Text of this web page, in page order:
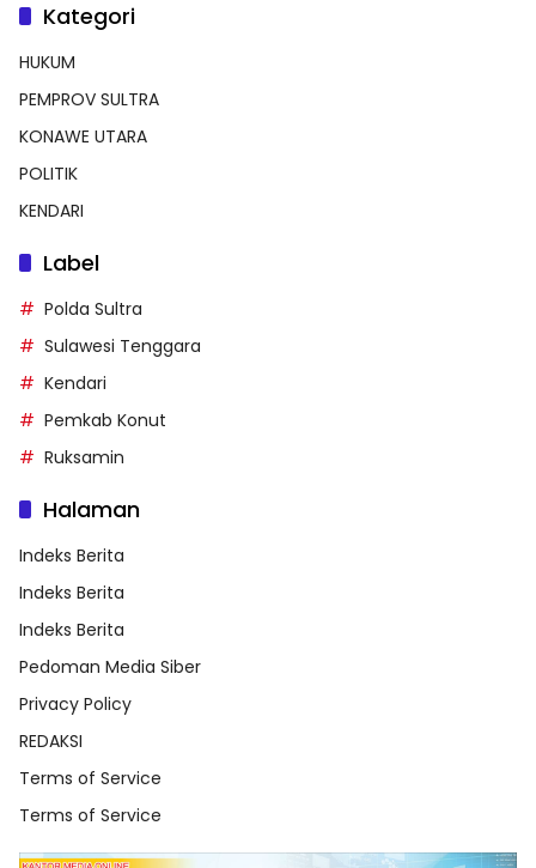
Kategori
HUKUM
PEMPROV SULTRA
KONAWE UTARA
POLITIK
KENDARI
Label
Polda Sultra
Sulawesi Tenggara
Kendari
Pemkab Konut
Ruksamin
Halaman
Indeks Berita
Indeks Berita
Indeks Berita
Pedoman Media Siber
Privacy Policy
REDAKSI
Terms of Service
Terms of Service